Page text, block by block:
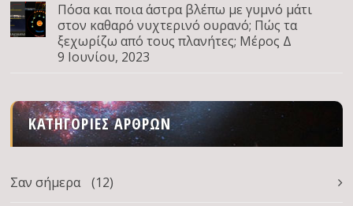
Πόσα και ποια άστρα βλέπω με γυμνό μάτι
στον καθαρό νυχτερινό ουρανό; Πώς τα
ξεχωρίζω από τους πλανήτες; Μέρος Δ
9 Ιουνίου, 2023
ΚΑΤΗΓΟΡΊΕΣ ΆΡΘΡΩΝ
Σαν σήμερα (12)